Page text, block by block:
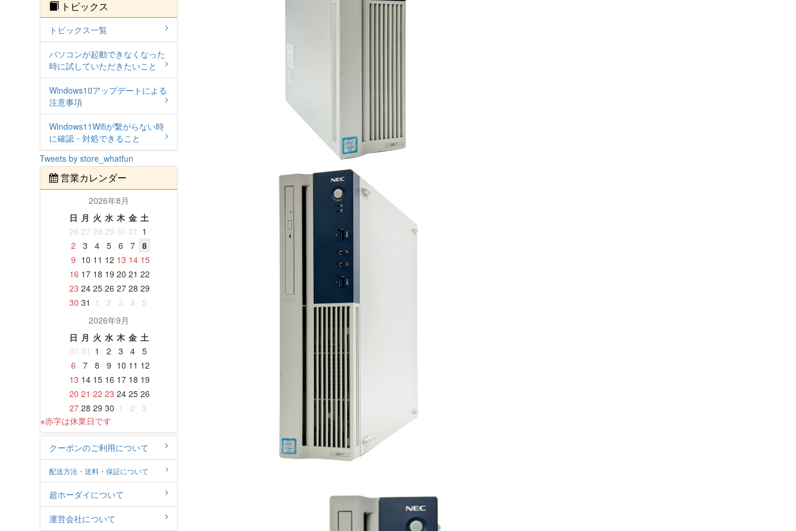
トピックス
トピックス一覧
パソコンが起動できなくなった
時に試していただきたいこと
Windows10アップデートによる
注意事項
Windows11Wifiが繋がらない時
に確認・対処できること
Tweets by store_whatfun
営業カレンダー
2026年8月
日 月 火 水 木 金 土
26 27 28 29 30 31 1
2
3 4 5 6 7
8
9 10 11 12 13 14 15
16 17 18 19 20 21 22
23 24 25 26 27 28 29
30 31 1 2 3 4
5
2026年9月
日 月 火 水 木 金 土
30 31 1 2 3 4
5
6
7 8 9 10 11 12
13 14 15 16 17 18 19
20 21 22 23 24 25 26
27 28 29 30 1 2
3
※赤字は休業日です
クーポンのご利用について
配送方法・送料・保証について
超ホーダイについて
運営会社について